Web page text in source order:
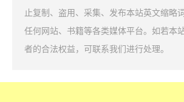
止复制、盗用、采集、发布本站英文缩略词
任何网站、书籍等各类媒体平台。如若本
者的合法权益，可联系我们进行处理。